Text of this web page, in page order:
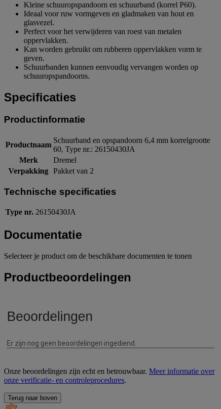
Kleine schuuropspandoorn en schuurband (korrel P60).
Ideaal voor ruw vormgeven en gladmaken van hout en
glasvezel.
Perfect voor het verwijderen van roest van metalen
oppervlakken.
Kan worden gebruikt om rubberen oppervlakken vorm te
geven.
Schuurbanden kunnen eenvoudig vervangen worden op
schuuropspandoorns.
Specificaties
Productinformatie
Productnaam
Schuurband en opspandoorn 6,4 mm korrelgrootte
60, Type nr.: 26150430JA
Merk
Dremel
Verpakking Pakket van 2
Technische specificaties
Type nr. 26150430JA
Documentatie
Selecteer je product om de beschikbare documenten te tonen
Productbeoordelingen
Onze beoordelingen zijn echt en betrouwbaar. Meer informatie over
onze verificatie- en controleprocedures.
Terug naar boven